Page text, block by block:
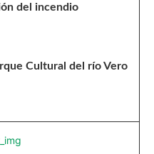
del incendio
Cultural del río Vero